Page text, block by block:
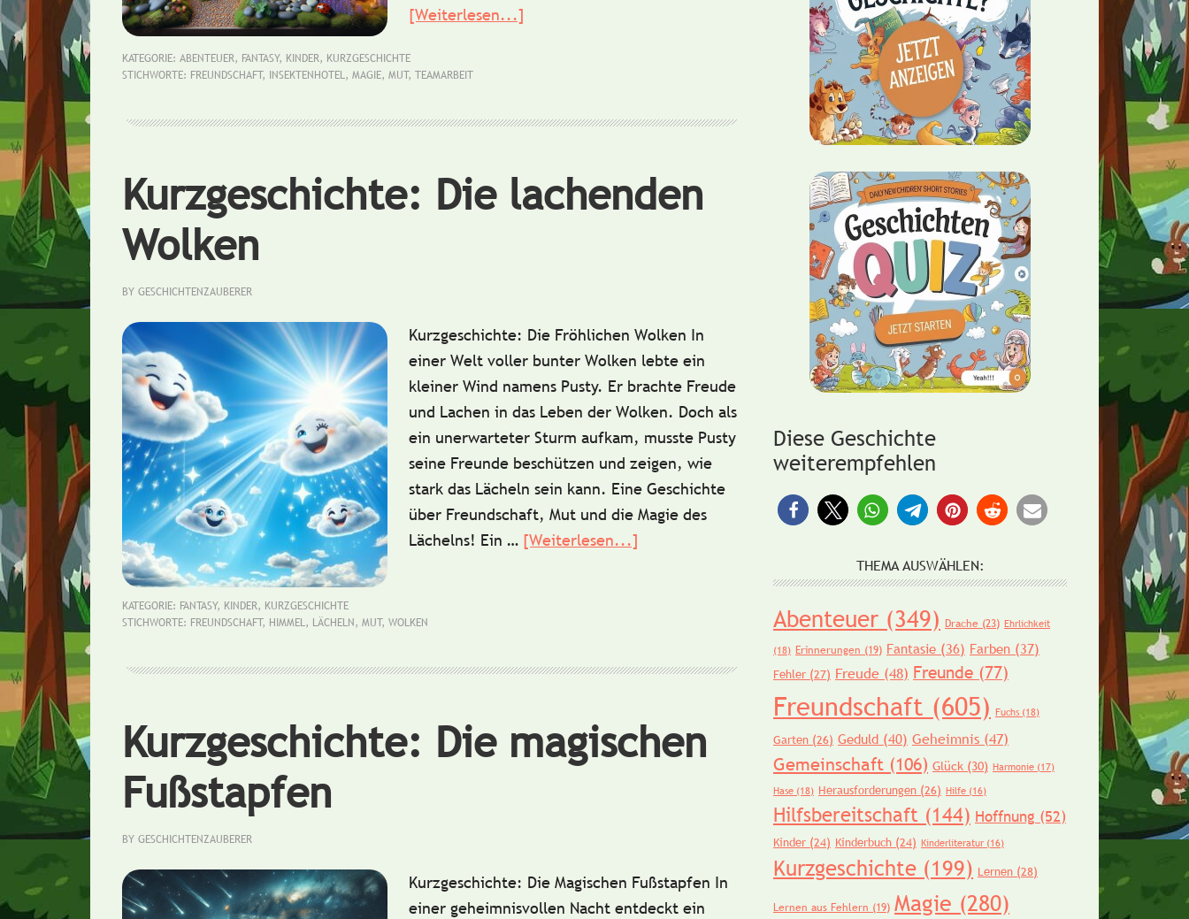
[Weiterlesen...]
KATEGORIE: ABENTEUER, FANTASY, KINDER, KURZGESCHICHTE
STICHWORTE: FREUNDSCHAFT, INSEKTENHOTEL, MAGIE, MUT, TEAMARBEIT
Kurzgeschichte: Die lachenden
Wolken
BY GESCHICHTENZAUBERER
Kurzgeschichte: Die Fröhlichen Wolken In
einer Welt voller bunter Wolken lebte ein
kleiner Wind namens Pusty. Er brachte Freude
und Lachen in das Leben der Wolken. Doch als
ein unerwarteter Sturm aufkam, musste Pusty
seine Freunde beschützen und zeigen, wie
stark das Lächeln sein kann. Eine Geschichte
über Freundschaft, Mut und die Magie des
Lächelns! Ein … [Weiterlesen...]
KATEGORIE: FANTASY, KINDER, KURZGESCHICHTE
STICHWORTE: FREUNDSCHAFT, HIMMEL, LÄCHELN, MUT, WOLKEN
Kurzgeschichte: Die magischen
Fußstapfen
BY GESCHICHTENZAUBERER
Kurzgeschichte: Die Magischen Fußstapfen In
einer geheimnisvollen Nacht entdeckt ein
Diese Geschichte
weiterempfehlen
THEMA AUSWÄHLEN:
Abenteuer (349) Drache (23) Ehrlichkeit
(18) Erinnerungen (19) Fantasie (36) Farben (37)
Fehler (27) Freude (48) Freunde (77)
Freundschaft (605) Fuchs (18)
Garten (26) Geduld (40) Geheimnis (47)
Gemeinschaft (106) Glück (30) Harmonie (17)
Hase (18) Herausforderungen (26) Hilfe (16)
Hilfsbereitschaft (144) Hoffnung (52)
Kinder (24) Kinderbuch (24) Kinderliteratur (16)
Kurzgeschichte (199) Lernen (28)
Lernen aus Fehlern (19) Magie (280)